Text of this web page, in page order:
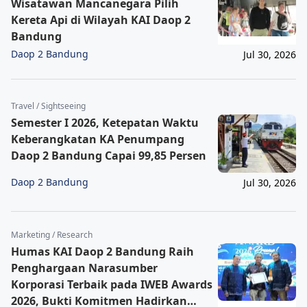
Wisatawan Mancanegara Pilih
Kereta Api di Wilayah KAI Daop 2
Bandung
Daop 2 Bandung Jul 30, 2026
Travel / Sightseeing
Semester I 2026, Ketepatan Waktu
Keberangkatan KA Penumpang
Daop 2 Bandung Capai 99,85 Persen
Daop 2 Bandung Jul 30, 2026
Marketing / Research
Humas KAI Daop 2 Bandung Raih
Penghargaan Narasumber
Korporasi Terbaik pada IWEB Awards
2026, Bukti Komitmen Hadirkan